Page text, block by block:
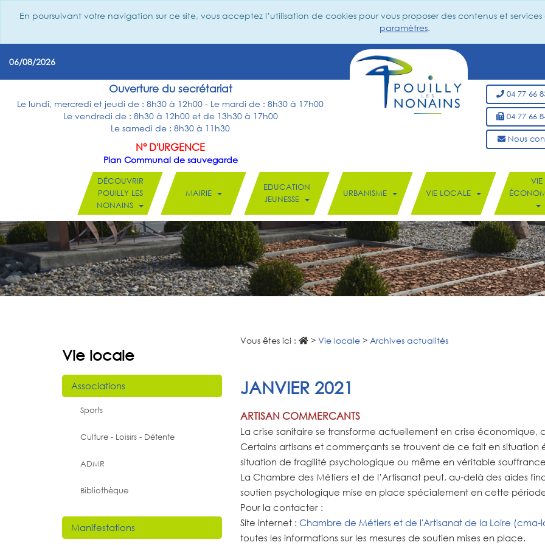
En poursuivant votre navigation sur ce site, vous acceptez l’utilisation de cookies pour vous proposer des contenus et
paramètres.
06/08/2026
Ouverture du secrétariat
Le lundi, mercredi et jeudi de : 8h30 à 12h00 - Le mardi de : 8h30 à 17h00
Le vendredi de : 8h30 à 12h00 et de 13h30 à 17h00
Le samedi de : 8h30 à 11h30
N° D'URGENCE
Plan Communal de sauvegarde
04 77 66
04 77 66
Nous
DÉCOUVRIR
POUILLY LES
NONAINS
MAIRIE
EDUCATION
JEUNESSE
URBANISME VIE LOCALE
VIE
Vie locale
Vous êtes ici : > Vie locale > Archives actualités
Associations
Sports
Culture - Loisirs - Détente
ADMR
Bibliothèque
Manifestations
JANVIER 2021
ARTISAN COMMERCANTS
La crise sanitaire se transforme actuellement en crise
Certains artisans et commerçants se trouvent de ce fait en
situation de fragilité psychologique ou même en véritable
La Chambre des Métiers et de l’Artisanat peut, au-delà des aides
soutien psychologique mise en place spécialement en cette
Pour la contacter :
Site internet : Chambre de Métiers et de l'Artisanat de la Loire (cma-
toutes les informations sur les mesures de soutien mises en place.